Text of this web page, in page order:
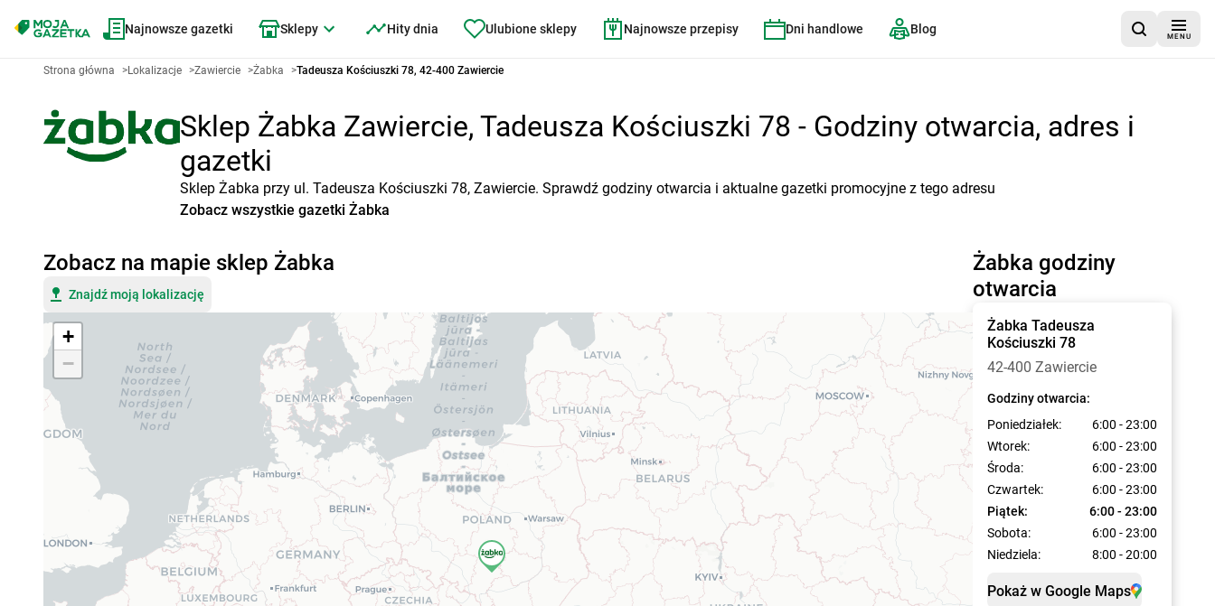
Najnowsze gazetki Sklepy Hity dnia Ulubione sklepy Najnowsze przepisy Dni handlowe Blog
MENU
Strona główna >Lokalizacje >Zawiercie >Żabka >Tadeusza Kościuszki 78, 42-400 Zawiercie
Sklep Żabka Zawiercie, Tadeusza Kościuszki 78 - Godziny otwarcia, adres i
gazetki
Sklep Żabka przy ul. Tadeusza Kościuszki 78, Zawiercie. Sprawdź godziny otwarcia i aktualne gazetki promocyjne z tego adresu
Zobacz wszystkie gazetki Żabka
Żabka godziny
otwarcia
Żabka Tadeusza
Kościuszki 78
42-400 Zawiercie
Godziny otwarcia:
Poniedziałek:
6:00 - 23:00
Wtorek:
6:00 - 23:00
Środa:
6:00 - 23:00
Czwartek:
6:00 - 23:00
Piątek:
6:00 - 23:00
Sobota:
6:00 - 23:00
Niedziela:
8:00 - 20:00
Pokaż w Google Maps
Zobacz na mapie sklep Żabka
Znajdź moją lokalizację
+
−